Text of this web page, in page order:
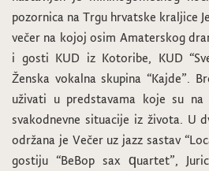
pozornica na Trgu hrvatske kraljice
večer na kojoj osim Amaterskog
i gosti KUD iz Kotoribe, KUD
Ženska vokalna skupina “Kajde”.
uživati u predstavama koje su na
svakodnevne situacije iz života. U
održana je Večer uz jazz sastav
gostiju “BeBop sax quartet”,